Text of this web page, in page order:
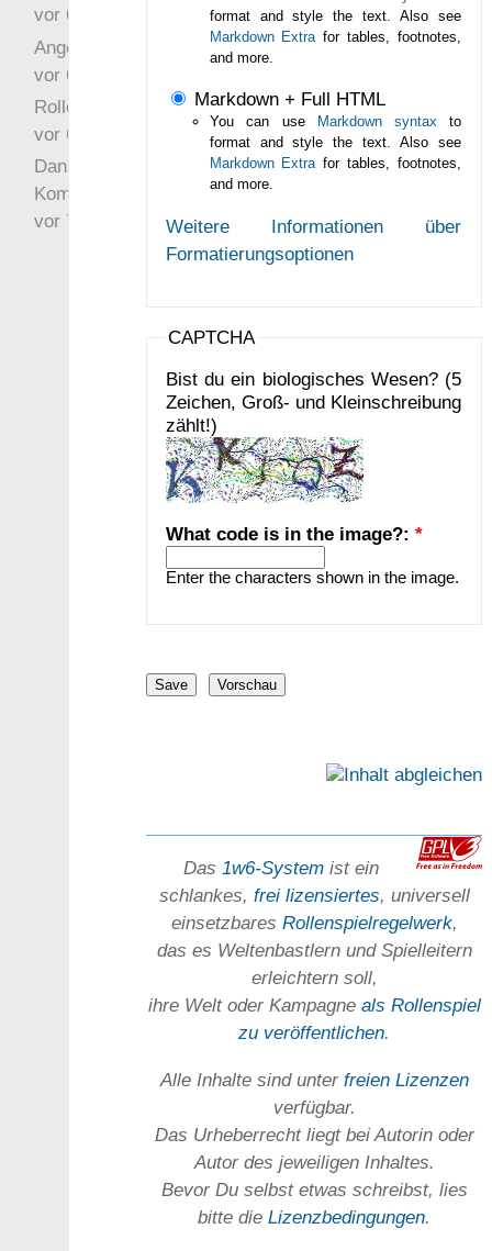
format and style the text. Also see
Markdown Extrafor tables, footnotes,
and more.
Markdown + Full HTML
You can use Markdown syntax to
format and style the text. Also see
Markdown Extra for tables, footnotes,
and more.
Weitere Informationen über
Formatierungsoptionen
CAPTCHA
Bist du ein biologisches Wesen? (5
Zeichen, Groß- und Kleinschreibung
zählt!)
What code is in the image?:*
Enter the characters shown in the image.
Das1w6-System ist ein
schlankes, frei lizensiertes, universell
einsetz­bares Rollen­spielregel­werk,
das es Welten­bastlern und Spiel­leitern
erleichtern soll,
ihre Welt oder Kam­pagne als Rollenspiel
zu ver­öffent­lichen.
Alle Inhalte sind unter freien Lizenzen
verfügbar.
Das Urheber­recht liegt bei Autorin oder
Autor des jeweiligen In­haltes.
Bevor Du selbst etwas schreibst, lies
bitte dieLizenz­bedingungen.
vor 6 Jahre 10 Wochen
Angefragt
vor 6 Jahre 10 Wochen
Rollenspielrunde
vor 6 Jahre 10 Wochen
Danke für Deinen
Kommentar!
vor 7 Jahre 22 Wochen